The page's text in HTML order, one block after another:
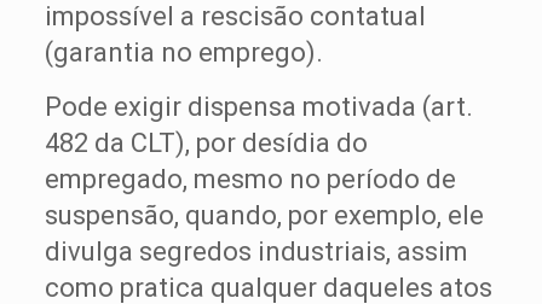
impossível a rescisão contatual
(garantia no emprego).
Pode exigir dispensa motivada (art.
482 da CLT), por desídia do
empregado, mesmo no período de
suspensão, quando, por exemplo, ele
divulga segredos industriais, assim
como pratica qualquer daqueles atos